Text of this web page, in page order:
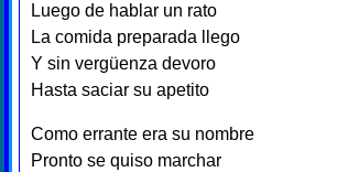
Luego de hablar un rato
La comida preparada llego
Y sin vergüenza devoro
Hasta saciar su apetito
Como errante era su nombre
Pronto se quiso marchar